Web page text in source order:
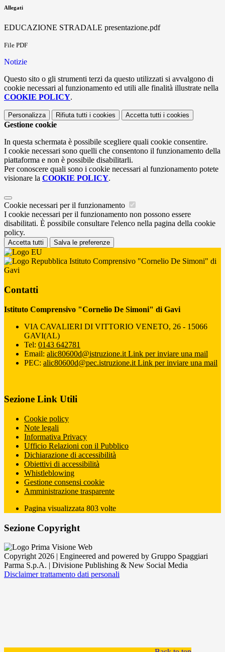
Allegati
EDUCAZIONE STRADALE presentazione.pdf
File PDF
Notizie
Questo sito o gli strumenti terzi da questo utilizzati si avvalgono di
cookie necessari al funzionamento ed utili alle finalità illustrate nella
COOKIE POLICY.
Personalizza Rifiuta tutti i cookies Accetta tutti i cookies
Gestione cookie
In questa schermata è possibile scegliere quali cookie consentire.
I cookie necessari sono quelli che consentono il funzionamento della
piattaforma e non è possibile disabilitarli.
Per conoscere quali sono i cookie necessari al funzionamento potete
visionare la COOKIE POLICY.
Cookie necessari per il funzionamento
I cookie necessari per il funzionamento non possono essere
disabilitati. È possibile consultare l'elenco nella pagina della cookie
policy.
Accetta tutti Salva le preferenze
Istituto Comprensivo "Cornelio De Simoni" di
Gavi
Contatti
Istituto Comprensivo "Cornelio De Simoni" di Gavi
VIA CAVALIERI DI VITTORIO VENETO, 26 - 15066
GAVI(AL)
Tel: 0143 642781
Email: alic80600d@istruzione.it Link per inviare una mail
PEC: alic80600d@pec.istruzione.it Link per inviare una mail
Sezione Link Utili
Cookie policy
Note legali
Informativa Privacy
Ufficio Relazioni con il Pubblico
Dichiarazione di accessibilità
Obiettivi di accessibilità
Whistleblowing
Gestione consensi cookie
Amministrazione trasparente
Pagina visualizzata 803 volte
Sezione Copyright
Copyright 2026 | Engineered and powered by Gruppo Spaggiari
Parma S.p.A. | Divisione Publishing & New Social Media
Disclaimer trattamento dati personali